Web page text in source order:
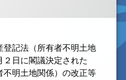
記法（所有者不明土地
２日に閣議決定された
不明土地関係）の改正等